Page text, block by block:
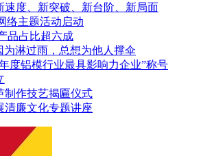
速度、新突破、新台阶、新局面
络主题活动启动
品占比超六成
为淋过雨，总想为他人撑伞
度铝模行业最具影响力企业”称号
制作技艺揭匾仪式
清廉文化专题讲座